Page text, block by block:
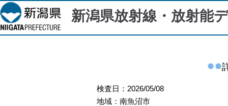
新潟県放射線・放射能
検査日：2026/05/08
地域：南魚沼市